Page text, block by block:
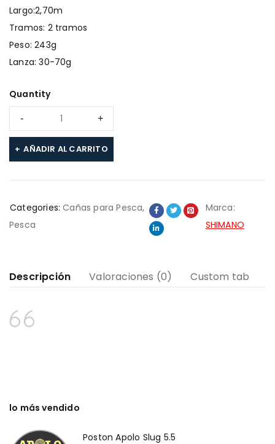
lo más vendido
Poston Apolo Slug 5.5
Largo:2,70m
Tramos: 2 tramos
Peso: 243g
Lanza: 30-70g
Quantity
AÑADIR AL CARRITO
Categories: Cañas para Pesca,
Pesca
Marca:
SHIMANO
Descripción Valoraciones (0) Custom tab